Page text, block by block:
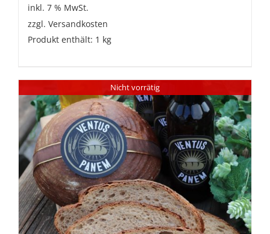
inkl. 7 % MwSt.
zzgl. Versandkosten
Produkt enthält: 1 kg
Nicht vorrätig